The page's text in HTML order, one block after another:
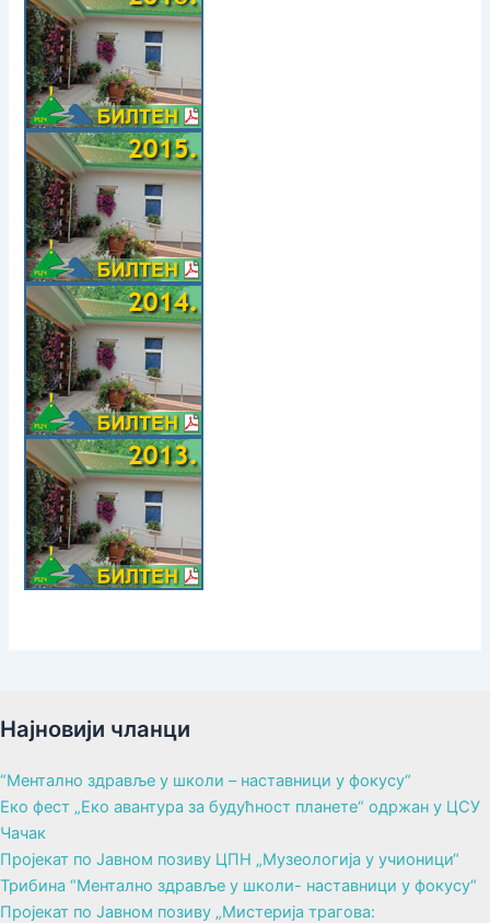
Најновији чланци
“Ментално здравље у школи – наставници у фокусу“
Еко фест „Еко авантура за будућност планете“ одржан у ЦСУ
Чачак
Пројекат по Јавном позиву ЦПН „Музеологија у учионици“
Трибина “Ментално здравље у школи- наставници у фокусу“
Пројекат по Јавном позиву „Мистерија трагова: